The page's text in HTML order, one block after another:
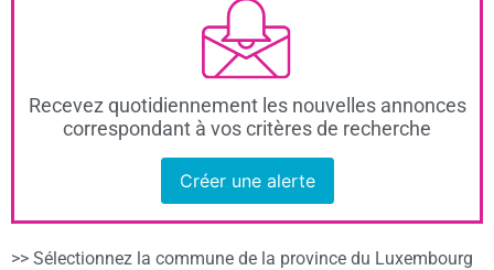
Recevez quotidiennement les nouvelles annonces
correspondant à vos critères de recherche
Créer une alerte
>> Sélectionnez la commune de la province du Luxembourg